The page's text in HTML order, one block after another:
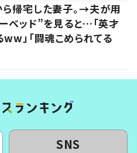
帰宅した妻子。→夫が用
ベッド”を見ると…「英才
」「闘魂こめられてる
SNS